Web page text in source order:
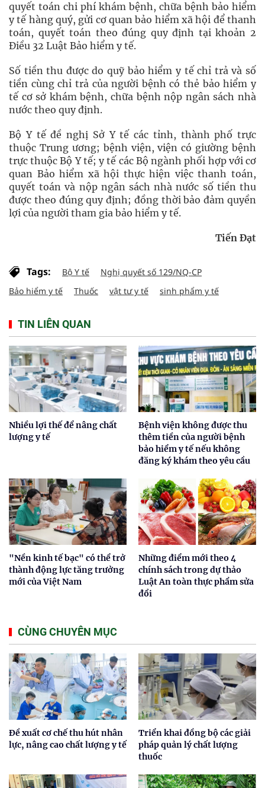
quyết toán chi phí khám bệnh, chữa bệnh bảo hiểm
y tế hàng quý, gửi cơ quan bảo hiểm xã hội để thanh
toán, quyết toán theo đúng quy định tại khoản 2
Điều 32 Luật Bảo hiểm y tế.
Số tiền thu được do quỹ bảo hiểm y tế chỉ trả và số
tiền cùng chỉ trả của người bệnh có thẻ bảo hiểm y
tế cơ sở khám bệnh, chữa bệnh nộp ngân sách nhà
nước theo quy định.
Bộ Y tế đề nghị Sở Y tế các tỉnh, thành phố trực
thuộc Trung ương; bệnh viện, viện có giường bệnh
trực thuộc Bộ Y tế; y tế các Bộ ngành phối hợp với cơ
quan Bảo hiểm xã hội thực hiện việc thanh toán,
quyết toán và nộp ngân sách nhà nước số tiền thu
được theo đúng quy định; đồng thời bảo đảm quyền
lợi của người tham gia bảo hiểm y tế.
Tiến Đạt
Tags: Bộ Y tế
Nghị quyết số 129/NQ-CP
Bảo hiểm y tế
Thuốc vật tư y tế sinh phẩm y tế
TIN LIÊN QUAN
Nhiều lợi thế để nâng chất
lượng y tế
Bệnh viện không được thu
thêm tiền của người bệnh
bảo hiểm y tế nếu không
đăng ký khám theo yêu cầu
"Nền kinh tế bạc" có thể trở
thành động lực tăng trưởng
mới của Việt Nam
Những điểm mới theo 4
chính sách trong dự thảo
Luật An toàn thực phẩm sửa
đổi
CÙNG CHUYÊN MỤC
Đề xuất cơ chế thu hút nhân
lực, nâng cao chất lượng y tế
Triển khai đồng bộ các giải
pháp quản lý chất lượng
thuốc